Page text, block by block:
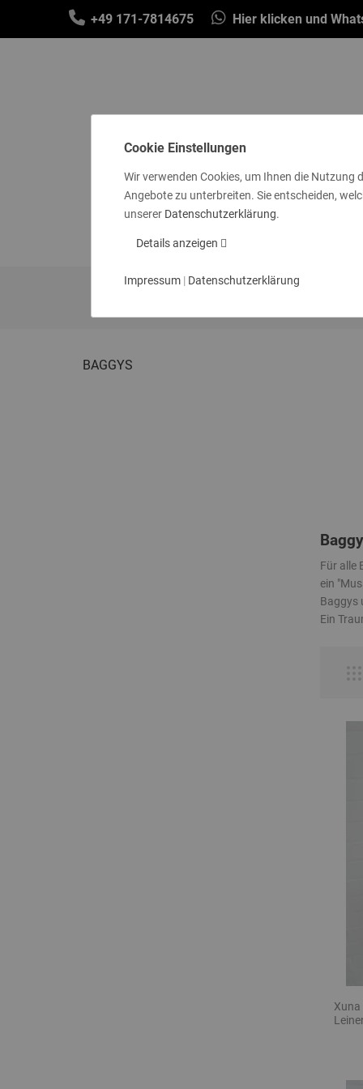
+49 171-7814675 Hier klicken und
SCHALS & TÜCHER MÜTZEN &
BAGGYS
Für alle
ein
Baggys
Ein
Xuna
Cookie Einstellungen
Wir verwenden Cookies, um Ihnen die
Angebote zu unterbreiten. Sie entscheiden,
unserer Datenschutzerklärung.
Details anzeigen
Impressum | Datenschutzerklärung